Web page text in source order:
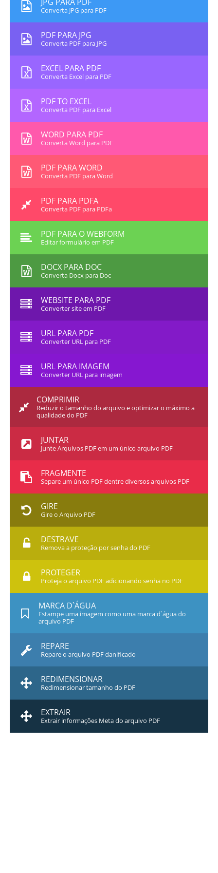
Converta JPG para PDF
PDF PARA JPG
Converta PDF para JPG
EXCEL PARA PDF
Converta Excel para PDF
PDF TO EXCEL
Converta PDF para Excel
WORD PARA PDF
Converta Word para PDF
PDF PARA WORD
Converta PDF para Word
PDF PARA PDFA
Converta PDF para PDFa
PDF PARA O WEBFORM
Editar formulário em PDF
DOCX PARA DOC
Converta Docx para Doc
WEBSITE PARA PDF
Converter site em PDF
URL PARA PDF
Converter URL para PDF
URL PARA IMAGEM
Converter URL para imagem
COMPRIMIR
Reduzir o tamanho do arquivo e optimizar o máximo a
qualidade do PDF
JUNTAR
Junte Arquivos PDF em um único arquivo PDF
FRAGMENTE
Separe um único PDF dentre diversos arquivos PDF
GIRE
Gire o Arquivo PDF
DESTRAVE
Remova a proteção por senha do PDF
PROTEGER
Proteja o arquivo PDF adicionando senha no PDF
MARCA D`ÁGUA
Estampe uma imagem como uma marca d`água do
arquivo PDF
REPARE
Repare o arquivo PDF danificado
REDIMENSIONAR
Redimensionar tamanho do PDF
EXTRAIR
Extrair informações Meta do arquivo PDF